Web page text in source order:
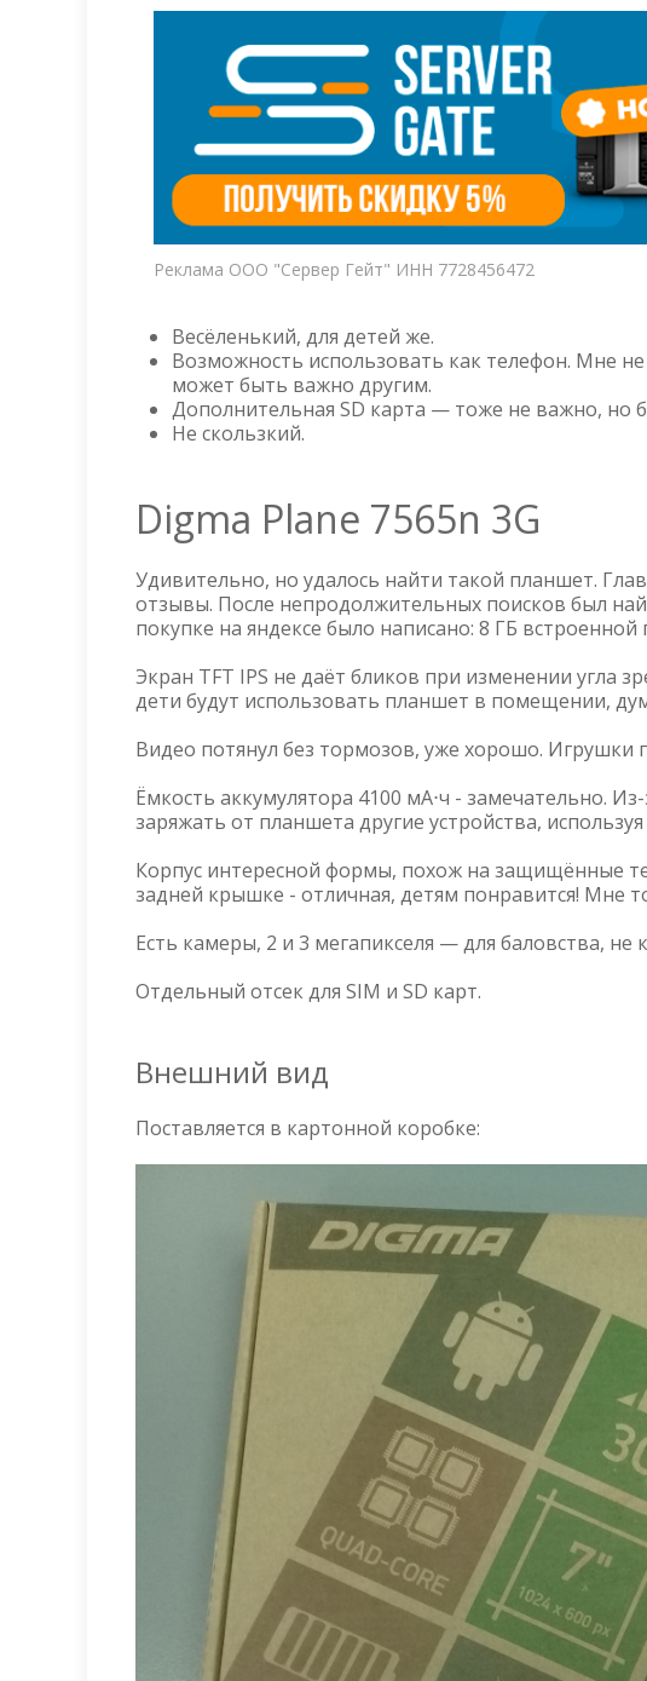
Реклама ООО "Сервер Гейт" ИНН 7728456472
Весёленький, для детей же.
Возможность использовать как телефон. Мне
может быть важно другим.
Дополнительная SD карта — тоже не важно, но
Не скользкий.
Digma Plane 7565n 3G
Удивительно, но удалось найти такой планшет.
отзывы. После непродолжительных поисков был
покупке на яндексе было написано: 8 ГБ
Экран TFT IPS не даёт бликов при изменении угла
дети будут использовать планшет в помещении,
Видео потянул без тормозов, уже хорошо. Игрушки
Ёмкость аккумулятора 4100 мА⋅ч - замечательно.
заряжать от планшета другие устройства,
Корпус интересной формы, похож на защищённые
задней крышке - отличная, детям понравится! Мне
Есть камеры, 2 и 3 мегапикселя — для баловства, не
Отдельный отсек для SIM и SD карт.
Внешний вид
Поставляется в картонной коробке: